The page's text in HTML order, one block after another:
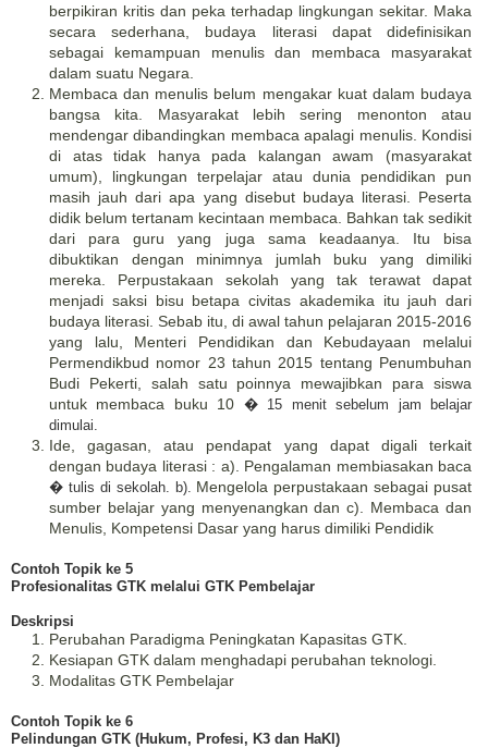
berpikiran kritis dan peka terhadap lingkungan sekitar. Maka
secara sederhana, budaya literasi dapat didefinisikan
sebagai kemampuan menulis dan membaca masyarakat
dalam suatu Negara.
Membaca dan menulis belum mengakar kuat dalam budaya
bangsa kita. Masyarakat lebih sering menonton atau
mendengar dibandingkan membaca apalagi menulis. Kondisi
di atas tidak hanya pada kalangan awam (masyarakat
umum), lingkungan terpelajar atau dunia pendidikan pun
masih jauh dari apa yang disebut budaya literasi. Peserta
didik belum tertanam kecintaan membaca. Bahkan tak sedikit
dari para guru yang juga sama keadaanya. Itu bisa
dibuktikan dengan minimnya jumlah buku yang dimiliki
mereka. Perpustakaan sekolah yang tak terawat dapat
menjadi saksi bisu betapa civitas akademika itu jauh dari
budaya literasi. Sebab itu, di awal tahun pelajaran 2015-2016
yang lalu, Menteri Pendidikan dan Kebudayaan melalui
Permendikbud nomor 23 tahun 2015 tentang Penumbuhan
Budi Pekerti, salah satu poinnya mewajibkan para siswa
untuk membaca buku 10 �15 menit sebelum jam belajar
dimulai.
Ide, gagasan, atau pendapat yang dapat digali terkait
dengan budaya literasi : a). Pengalaman membiasakan baca
� tulis di sekolah. b). Mengelola perpustakaan sebagai pusat
sumber belajar yang menyenangkan dan c). Membaca dan
Menulis, Kompetensi Dasar yang harus dimiliki Pendidik
Contoh Topik ke 5
Profesionalitas GTK melalui GTK Pembelajar
Deskripsi
Perubahan Paradigma Peningkatan Kapasitas GTK.
Kesiapan GTK dalam menghadapi perubahan teknologi.
Modalitas GTK Pembelajar
Contoh Topik ke 6
Pelindungan GTK (Hukum, Profesi, K3 dan HaKI)